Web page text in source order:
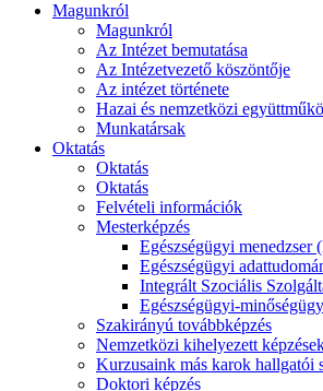
Magunkról
Magunkról
Az Intézet bemutatása
Az Intézetvezető köszöntője
Az intézet története
Hazai és nemzetközi
Munkatársak
Oktatás
Oktatás
Oktatás
Felvételi információk
Mesterképzés
Egészségügyi menedzser
Egészségügyi
Integrált Szociális
Egészségügyi-
Szakirányú továbbképzés
Nemzetközi kihelyezett
Kurzusaink más karok hallgatói
Doktori képzés